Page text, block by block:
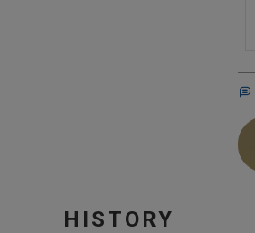
HISTORY